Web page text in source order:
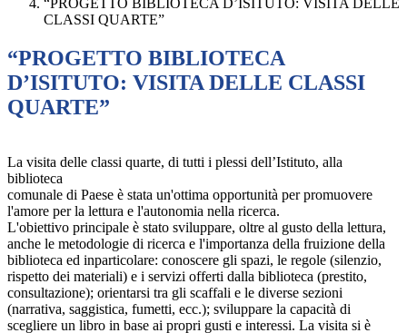
“PROGETTO BIBLIOTECA D’ISITUTO: VISITA DELLE
CLASSI QUARTE”
“PROGETTO BIBLIOTECA
D’ISITUTO: VISITA DELLE CLASSI
QUARTE”
La visita delle classi quarte, di tutti i plessi dell’Istituto, alla
biblioteca
comunale di Paese è stata un'ottima opportunità per promuovere
l'amore per la lettura e l'autonomia nella ricerca.
L'obiettivo principale è stato sviluppare, oltre al gusto della lettura,
anche le metodologie di ricerca e l'importanza della fruizione della
biblioteca ed inparticolare: conoscere gli spazi, le regole (silenzio,
rispetto dei materiali) e i servizi offerti dalla biblioteca (prestito,
consultazione); orientarsi tra gli scaffali e le diverse sezioni
(narrativa, saggistica, fumetti, ecc.); sviluppare la capacità di
scegliere un libro in base ai propri gusti e interessi. La visita si è